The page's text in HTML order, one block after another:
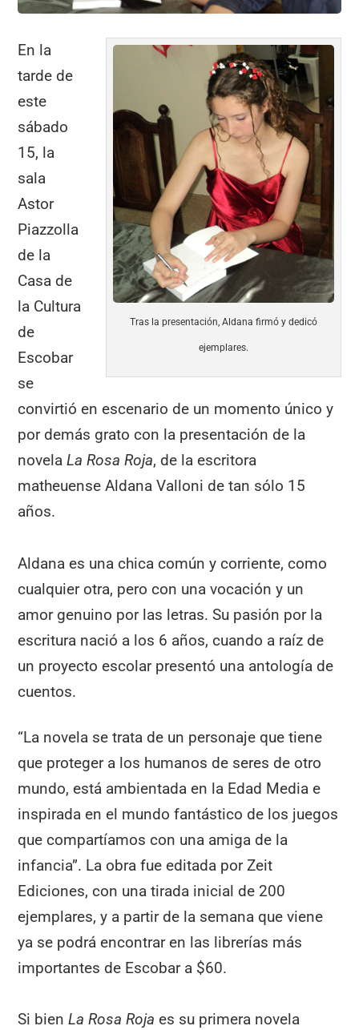
Tras la presentación, Aldana firmó y dedicó
ejemplares.
En la
tarde de
este
sábado
15, la
sala
Astor
Piazzolla
de la
Casa de
la Cultura
de
Escobar
se
convirtió en escenario de un momento único y
por demás grato con la presentación de la
novelaLa Rosa Roja, de la escritora
matheuense Aldana Valloni de tan sólo 15
años.
Aldana es una chica común y corriente, como
cualquier otra, pero con una vocación y un
amor genuino por las letras. Su pasión por la
escritura nació a los 6 años, cuando a raíz de
un proyecto escolar presentó una antología de
cuentos.
“La novela se trata de un personaje que tiene
que proteger a los humanos de seres de otro
mundo, está ambientada en la Edad Media e
inspirada en el mundo fantástico de los juegos
que compartíamos con una amiga de la
infancia”. La obra fue editada por Zeit
Ediciones, con una tirada inicial de 200
ejemplares, y a partir de la semana que viene
ya se podrá encontrar en las librerías más
importantes de Escobar a $60.
Si bienLa Rosa Roja es su primera novela